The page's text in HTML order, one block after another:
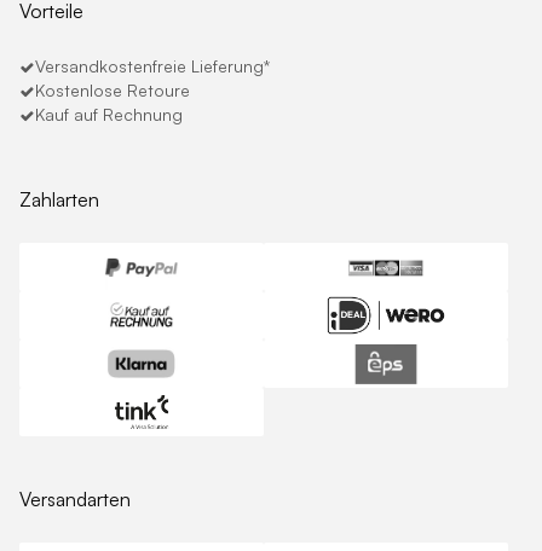
Vorteile
Versandkostenfreie Lieferung*
Kostenlose Retoure
Kauf auf Rechnung
Zahlarten
Versandarten